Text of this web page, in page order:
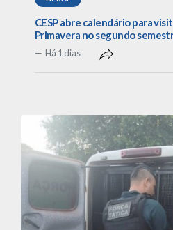
CESP abre calendário para
Primavera no segundo
Há 1 dias